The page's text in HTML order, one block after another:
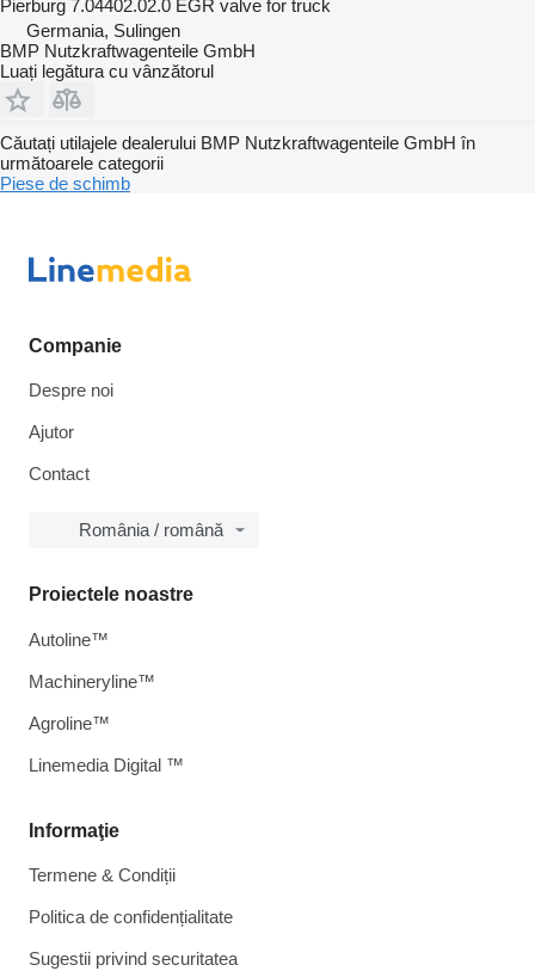
Pierburg 7.04402.02.0 EGR valve for truck
Germania, Sulingen
BMP Nutzkraftwagenteile GmbH
Luați legătura cu vânzătorul
Căutați utilajele dealerului BMP Nutzkraftwagenteile GmbH în
următoarele categorii
Piese de schimb
Companie
Despre noi
Ajutor
Contact
România / română
Informaţie
Termene & Condiții
Politica de confidențialitate
Sugestii privind securitatea
Proiectele noastre
Autoline™
Machineryline™
Agroline™
Linemedia Digital ™